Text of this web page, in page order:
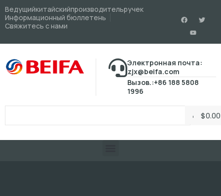
Ведущийкитайскийпроизводительручек
Информационный бюллетень
Свяжитесь с нами
Электронная почта:
zjx@beifa.com
Вызов.:+86 188 5808
1996
$0.00